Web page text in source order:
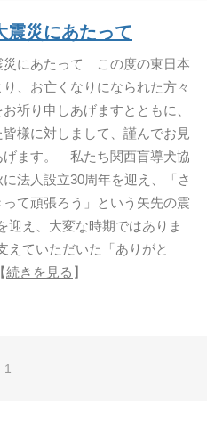
犬を希望する
犬クイール
募集について
トマップ
情報保護方針
ク
震災にあたって
災にあたって この度の東日本
、お亡くなりになられた方々
祈り申しあげますとともに、
様に対しまして、謹んでお見
げます。 私たち関西盲導犬協
法人設立30周年を迎え、「さ
って頑張ろう」という矢先の震
迎え、大変な時期ではありま
えていただいた「ありがと
続きを見る 】
1